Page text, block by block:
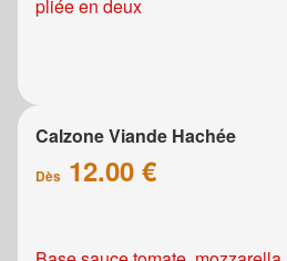
pliée en deux
Calzone Viande Hachée
Dès 12.00 €